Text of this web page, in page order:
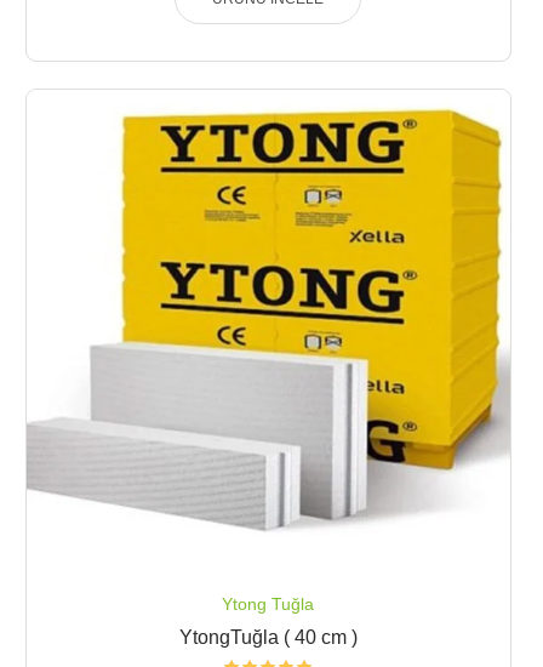
Ytong Tuğla
YtongTuğla ( 40 cm )